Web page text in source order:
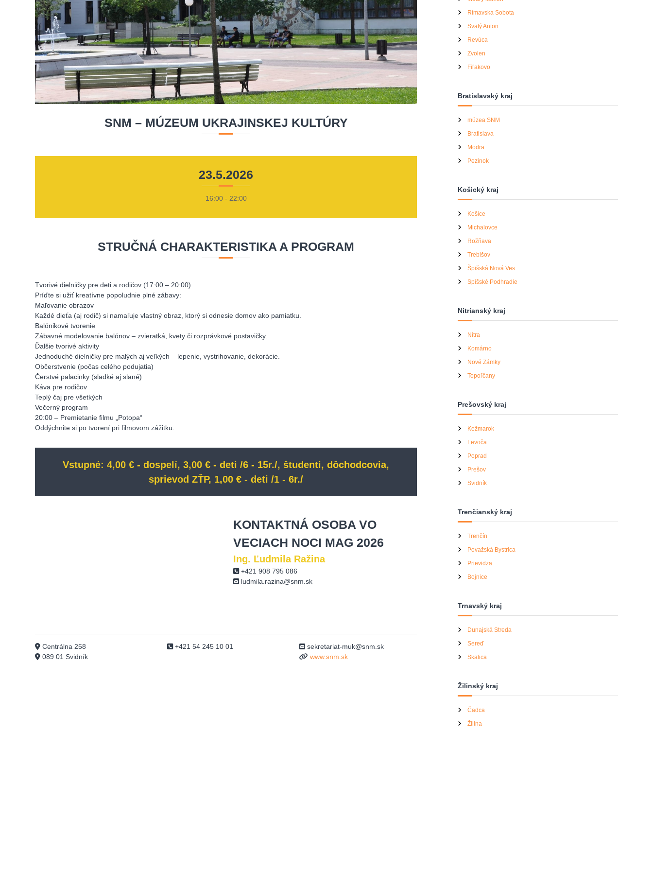
SNM – MÚZEUM UKRAJINSKEJ KULTÚRY
23.5.2026
16:00 - 22:00
STRUČNÁ CHARAKTERISTIKA A PROGRAM
Tvorivé dielničky pre deti a rodičov (17:00 – 20:00)
Príďte si užiť kreatívne popoludnie plné zábavy:
Maľovanie obrazov
Každé dieťa (aj rodič) si namaľuje vlastný obraz, ktorý si odnesie domov ako pamiatku.
Balónikové tvorenie
Zábavné modelovanie balónov – zvieratká, kvety či rozprávkové postavičky.
Ďalšie tvorivé aktivity
Jednoduché dielničky pre malých aj veľkých – lepenie, vystrihovanie, dekorácie.
Občerstvenie (počas celého podujatia)
Čerstvé palacinky (sladké aj slané)
Káva pre rodičov
Teplý čaj pre všetkých
Večerný program
20:00 – Premietanie filmu „Potopa“
Oddýchnite si po tvorení pri filmovom zážitku.
Vstupné: 4,00 € - dospelí, 3,00 € - deti /6 - 15r./, študenti, dôchodcovia,
sprievod ZŤP, 1,00 € - deti /1 - 6r./
KONTAKTNÁ OSOBA VO
VECIACH NOCI MAG 2026
Ing. Ľudmila Ražina
+421 908 795 086
ludmila.razina@snm.sk
Centrálna 258
089 01 Svidník
+421 54 245 10 01
sekretariat-muk@snm.sk
www.snm.sk
Rímavska Sobota
Svätý Anton
Revúca
Zvolen
Fiľakovo
Bratislavský kraj
múzea SNM
Bratislava
Modra
Pezinok
Košický kraj
Košice
Michalovce
Rožňava
Trebišov
Špišská Nová Ves
Spišské Podhradie
Nitrianský kraj
Nitra
Komárno
Nové Zámky
Topoľčany
Prešovský kraj
Kežmarok
Levoča
Poprad
Prešov
Svidník
Trenčianský kraj
Trenčín
Považská Bystrica
Prievidza
Bojnice
Trnavský kraj
Dunajská Streda
Sereď
Skalica
Žilinský kraj
Čadca
Žilina